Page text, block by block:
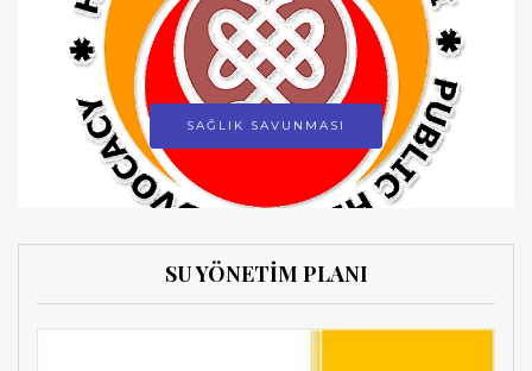
SAĞLIK SAVUNMASI
SU YÖNETİM PLANI